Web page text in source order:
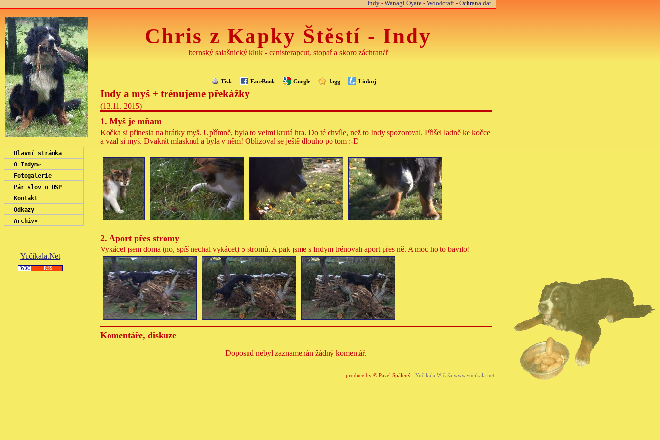
Indy - Wanagi Oyate - Woodcraft - Ochrana dat
Hlavní stránka
O Indym»
Fotogalerie
Pár slov o BSP
Kontakt
Odkazy
Archiv»
Yučikala.Net
W3C RSS
Chris z Kapky Štěstí - Indy
bernský salašnický kluk - canisterapeut, stopař a skoro záchranář
Tisk– FaceBook– Google– Jagg– Linkuj–
Indy a myš + trénujeme překážky
(13.11. 2015)
1. Myš je mňam
Kočka si přinesla na hrátky myš. Upřímně, byla to velmi krutá hra. Do té chvíle, než to Indy spozoroval. Přišel ladně ke kočce
a vzal si myš. Dvakrát mlasknul a byla v něm! Oblizoval se ještě dlouho po tom :-D
2. Aport přes stromy
Vykácel jsem doma (no, spíš nechal vykácet) 5 stromů. A pak jsme s Indym trénovali aport přes ně. A moc ho to bavilo!
Komentáře, diskuze
Doposud nebyl zaznamenán žádný komentář.
produce by © Pavel Spálený - Yučikala Wičaša www.yucikala.net